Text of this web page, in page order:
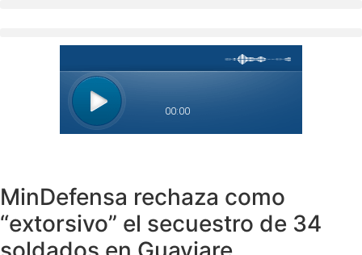
contenido
MinDefensa rechaza como
“extorsivo” el secuestro de 34